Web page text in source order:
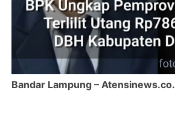
Bandar Lampung – Atensinews.co.